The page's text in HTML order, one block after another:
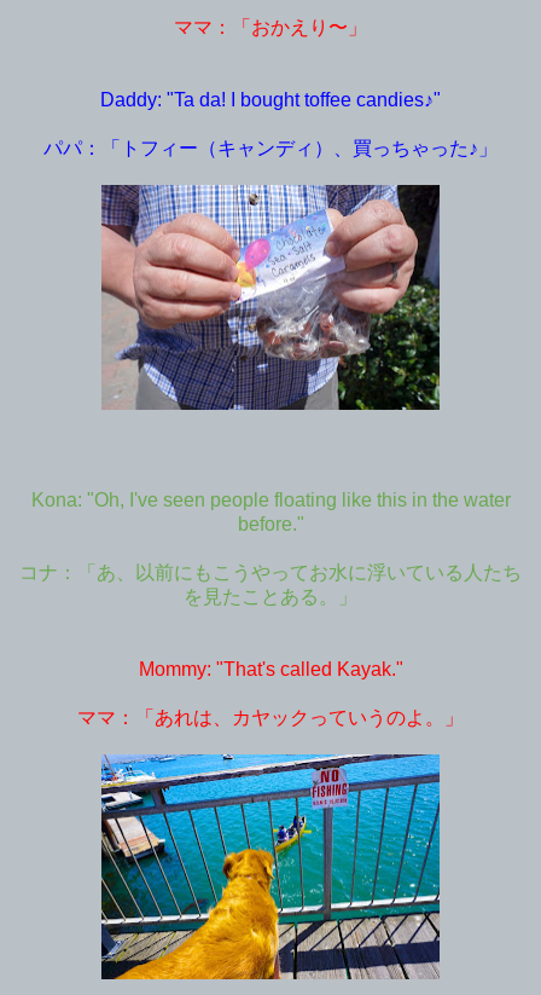
ママ：「おかえり〜」
Daddy: "Ta da! I bought toffee candies♪"
パパ：「トフィー（キャンディ）、買っちゃった♪」
Kona: "Oh, I've seen people floating like this in the water
before."
コナ：「あ、以前にもこうやってお水に浮いている人たち
を見たことある。」
Mommy: "That's called Kayak."
ママ：「あれは、カヤックっていうのよ。」